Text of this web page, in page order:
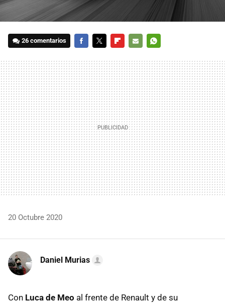
26 comentarios
MAIL
20 Octubre 2020
Daniel Murias
Con Luca de Meo al frente de Renault y de su